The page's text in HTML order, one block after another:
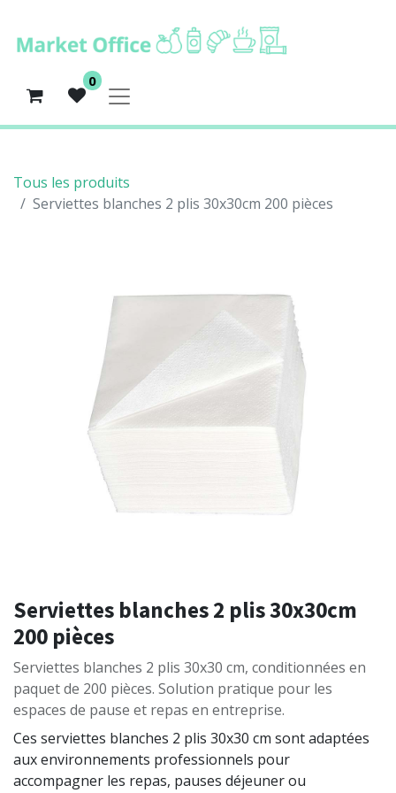
0
Tous les produits
Serviettes blanches 2 plis 30x30cm 200 pièces
Serviettes blanches 2 plis 30x30cm
200 pièces
Serviettes blanches 2 plis 30x30 cm, conditionnées en
paquet de 200 pièces. Solution pratique pour les
espaces de pause et repas en entreprise.
Ces serviettes blanches 2 plis 30x30 cm sont adaptées
aux environnements professionnels pour
accompagner les repas, pauses déjeuner ou